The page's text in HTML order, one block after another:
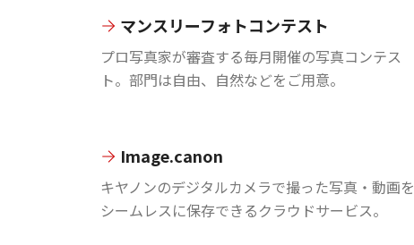
マンスリーフォトコンテスト
プロ写真家が審査する毎月開催の写真コンテス
ト。部門は自由、自然などをご用意。
Image.canon
キヤノンのデジタルカメラで撮った写真・動画を
シームレスに保存できるクラウドサービス。